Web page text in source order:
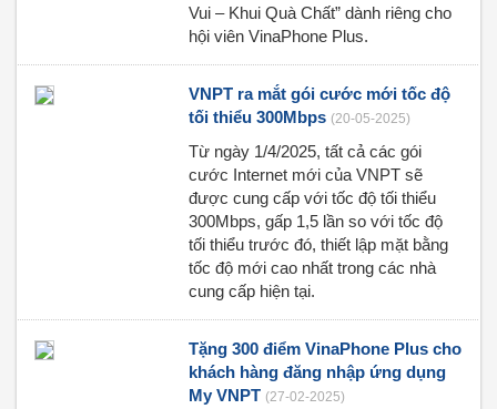
Vui – Khui Quà Chất” dành riêng cho
hội viên VinaPhone Plus.
VNPT ra mắt gói cước mới tốc độ
tối thiểu 300Mbps (20-05-2025)
Từ ngày 1/4/2025, tất cả các gói
cước Internet mới của VNPT sẽ
được cung cấp với tốc độ tối thiểu
300Mbps, gấp 1,5 lần so với tốc độ
tối thiểu trước đó, thiết lập mặt bằng
tốc độ mới cao nhất trong các nhà
cung cấp hiện tại.
Tặng 300 điểm VinaPhone Plus cho
khách hàng đăng nhập ứng dụng
My VNPT (27-02-2025)